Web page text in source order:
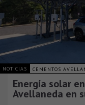
NOTICIAS CEMENTOS
Energía solar
Avellaneda en